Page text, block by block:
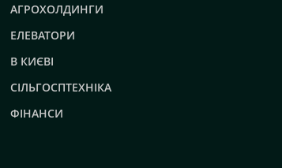
АГРОХОЛДИНГИ
ЕЛЕВАТОРИ
В КИЄВІ
СІЛЬГОСПТЕХНІКА
ФІНАНСИ